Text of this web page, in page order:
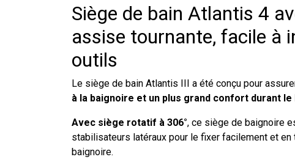
Siège de bain Atlantis 4
assise tournante, facile à
outils
Le siège de bain Atlantis III a été conçu pour
à la baignoire et un plus grand confort durant le
Avec siège rotatif à 306°, ce siège de baignoire
stabilisateurs latéraux pour le fixer facilement et en
baignoire.